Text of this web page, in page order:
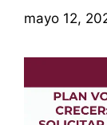
mayo 12,